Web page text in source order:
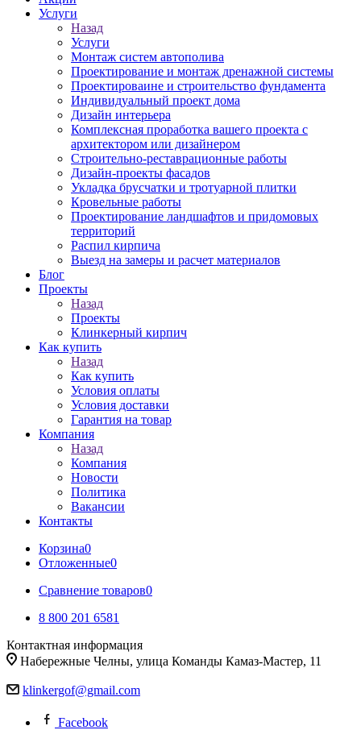
Услуги
Назад
Услуги
Монтаж систем автополива
Проектирование и монтаж дренажной системы
Проектироваине и строительство фундамента
Индивидуальный проект дома
Дизайн интерьера
Комплексная проработка вашего проекта с
архитектором или дизайнером
Строительно-реставрационные работы
Дизайн-проекты фасадов
Укладка брусчатки и тротуарной плитки
Кровельные работы
Проектирование ландшафтов и придомовых
территорий
Распил кирпича
Выезд на замеры и расчет материалов
Блог
Проекты
Назад
Проекты
Клинкерный кирпич
Как купить
Назад
Как купить
Условия оплаты
Условия доставки
Гарантия на товар
Компания
Назад
Компания
Новости
Политика
Вакансии
Контакты
Корзина0
Отложенные0
Сравнение товаров0
8 800 201 6581
Контактная информация
Набережные Челны, улица Команды Камаз-Мастер, 11
klinkergof@gmail.com
Facebook